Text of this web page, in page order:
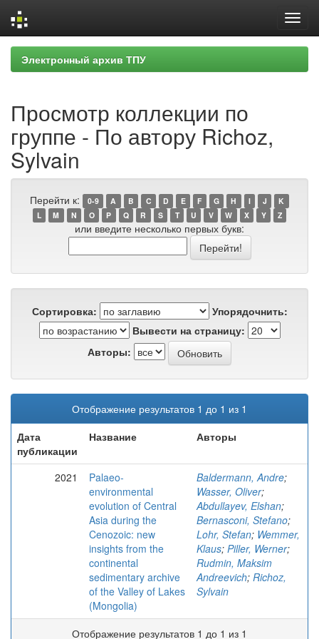
Skip
navigation
Электронный архив ТПУ
Просмотр коллекции по
группе - По автору Richoz,
Sylvain
Перейти к: 0-9 A B C D E F G H I J
K
L
M N O P Q R S T U V W X Y Z
или введите несколько первых букв:
Сортировка:
Упорядочнить:
Вывести на страницу:
Авторы:
Отображение результатов 1 до 1 из 1
Дата
публикации
Название Авторы
2021
Palaeo-
environmental
evolution of Central
Asia during the
Cenozoic: new
insights from the
continental
sedimentary archive
of the Valley of Lakes
(Mongolia)
Baldermann, Andre;
Wasser, Oliver;
Abdullayev, Elshan;
Bernasconi, Stefano;
Lohr, Stefan; Wemmer,
Klaus; Piller, Werner;
Rudmin, Maksim
Andreevich; Richoz,
Sylvain
Отображение результатов 1 до 1 из 1